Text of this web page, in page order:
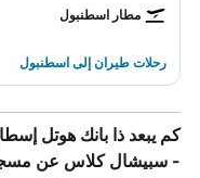
مطار اسطنبول
رحلات طيران إلى اسطنبول
كم يبعد ذا بانك هوتل
- سبيشال كلاس عن مسجد